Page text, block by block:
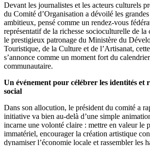
Devant les journalistes et les acteurs culturels
du Comité d’Organisation a dévoilé les
ambitieux, pensé comme un rendez-vous
représentatif de la richesse socioculturelle de la
le prestigieux patronage du Ministère du
Touristique, de la Culture et de l’Artisanat,
s’annonce comme un moment fort du
communautaire.
Un événement pour célébrer les identités et
social
Dans son allocution, le président du comité a
initiative va bien au-delà d’une simple
incarne une volonté claire : mettre en valeur le
immatériel, encourager la création artistique
dynamiser l’économie locale et rassembler les